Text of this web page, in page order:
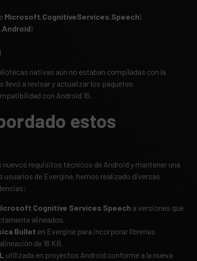
Microsoft.CognitiveServices.Speech)
)
)
nativas aún no estaban compiladas con la
llevó a revisar y actualizar los paquetes
con Android 16.
estos
requisitos técnicos de Android y mantener una
de Evergine, hemos realizado diversas
Cognitive Services Speech a versiones que
alineados.
Bullet en Evergine para incorporar librerías
de 16 KB.
utilizada en proyectos Android conforme a la nueva